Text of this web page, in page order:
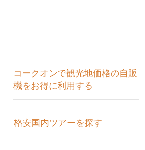
コークオンで観光地価格の自販
機をお得に利用する
格安国内ツアーを探す